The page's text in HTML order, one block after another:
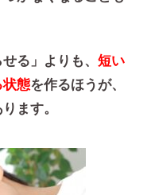
る」よりも、 短い
状態を作るほうが、
ます。